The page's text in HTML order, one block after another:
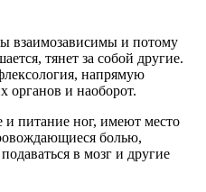
взаимозависимы и потому
тянет за собой другие.
напрямую
органов и наоборот.
и питание ног, имеют место
болью,
в мозг и другие